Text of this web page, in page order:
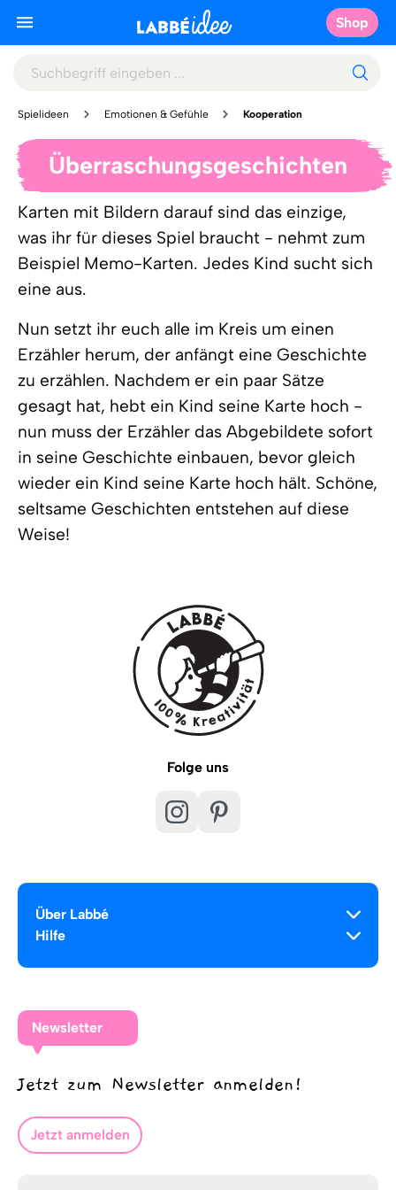
Shop
Spielideen Emotionen & Gefühle Kooperation
Überraschungsgeschichten
Karten mit Bildern darauf sind das einzige,
was ihr für dieses Spiel braucht - nehmt zum
Beispiel Memo-Karten. Jedes Kind sucht sich
eine aus.
Nun setzt ihr euch alle im Kreis um einen
Erzähler herum, der anfängt eine Geschichte
zu erzählen. Nachdem er ein paar Sätze
gesagt hat, hebt ein Kind seine Karte hoch -
nun muss der Erzähler das Abgebildete sofort
in seine Geschichte einbauen, bevor gleich
wieder ein Kind seine Karte hoch hält. Schöne,
seltsame Geschichten entstehen auf diese
Weise!
Folge uns
Über Labbé
Hilfe
Newsletter
Jetzt zum Newsletter anmelden!
Jetzt anmelden